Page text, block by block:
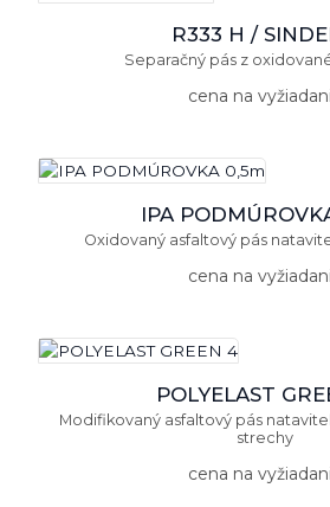
R333 H /
Separačný pás z
cena na
IPA
Oxidovaný asfaltový pás
cena na
POLYELAST
Modifikovaný asfaltový pás
strechy
cena na